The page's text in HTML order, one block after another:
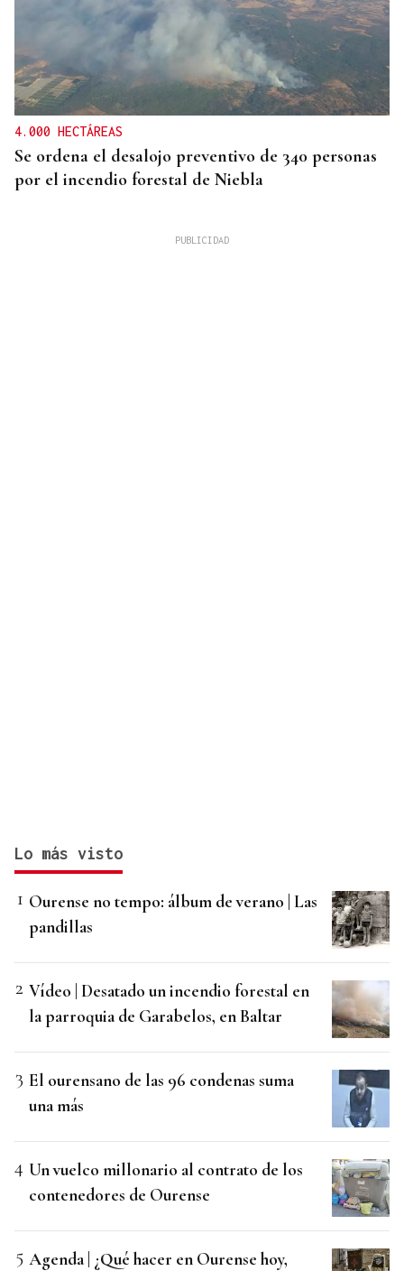
4.000 HECTÁREAS
Se ordena el desalojo preventivo de 340 personas
por el incendio forestal de Niebla
Lo más visto
Ourense no tempo: álbum de verano | Las
pandillas
Vídeo | Desatado un incendio forestal en
la parroquia de Garabelos, en Baltar
El ourensano de las 96 condenas suma
una más
Un vuelco millonario al contrato de los
contenedores de Ourense
Agenda | ¿Qué hacer en Ourense hoy,